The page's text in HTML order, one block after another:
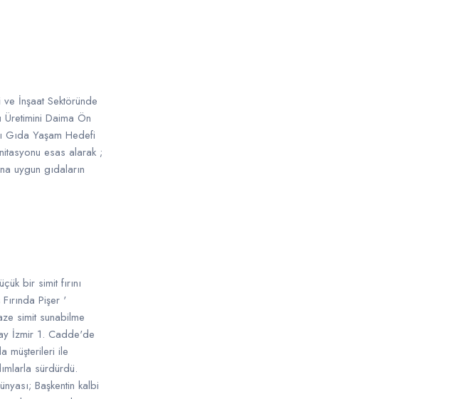
ve İnşaat Sektöründe
Daima Ön
Gıda Yaşam Hedefi
esas alarak ;
uygun gıdaların
bir simit fırını
Pişer '
simit sunabilme
İzmir 1. Cadde'de
müşterileri ile
sürdürdü.
Başkentin kalbi